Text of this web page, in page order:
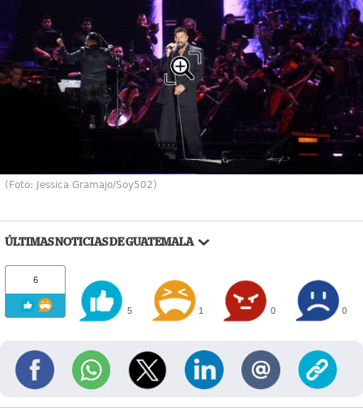
(Foto: Jessica Gramajo/Soy502)
ÚLTIMAS NOTICIAS DE GUATEMALA
6
5 1 0 0